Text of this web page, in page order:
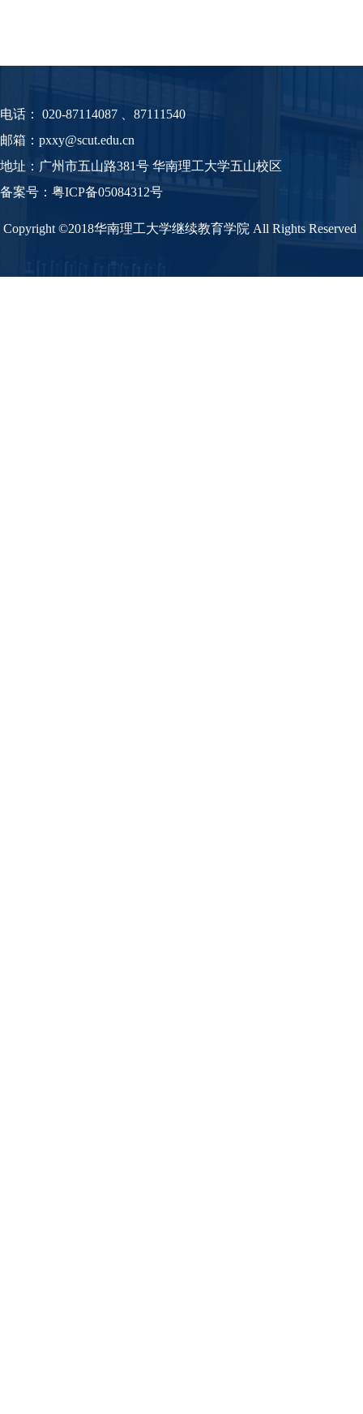
电话： 020-87114087 、87111540
邮箱：pxxy@scut.edu.cn
地址：广州市五山路381号 华南理工大学五山校区
备案号： 粤ICP备05084312号
Copyright ©2018华南理工大学继续教育学院 All Rights Reserved